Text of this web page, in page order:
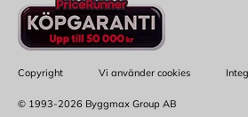
Copyright Vi använder cookies
© 1993-2026 Byggmax Group AB